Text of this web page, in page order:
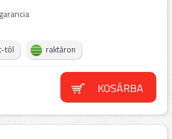
tól raktáron
KOSÁRBA